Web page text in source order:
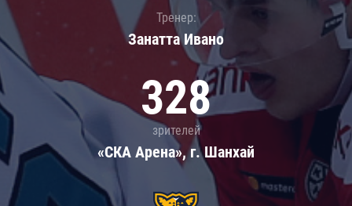
Тренер:
Занатта Иванo
328
зрителей
«СКА Арена», г. Шанхай